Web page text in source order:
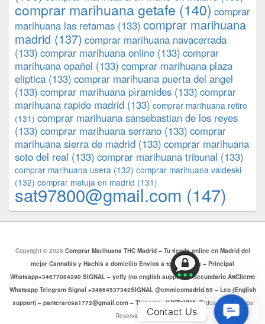
comprar marihuana getafe (140) comprar
marihuana las retamas (133) comprar marihuana
madrid (137) comprar marihuana navacerrada
(133) comprar marihuana online (133) comprar
marihuana opañel (133) comprar marihuana plaza
eliptica (133) comprar marihuana puerta del angel
(133) comprar marihuana pìramides (133) comprar
marihuana rapido madrid (133) comprar marihuana retiro
(131) comprar marihuana sansebastian de los reyes
(133) comprar marihuana serrano (133) comprar
marihuana sierra de madrid (133) comprar marihuana
soto del real (133) comprar marihuana tribunal (133)
comprar marihuana usera (132) comprar marihuana valdeski
(132) comprar matuja en madrid (131)
sat97800@gmail.com (147)
Copyright © 2026 Comprar Marihuana THC Madrid – Tu tienda online en Madrid del
mejor Cannabis y Hachis a domicilio Envios a toda Europa – Principal
Whatsapp+34677084290 SIGNAL – yeffy (no english support) – Secundario AttCliente
Whatsapp Telegram Signal +34664537342SIGNAL @cmmleomadrid.65 – Leo (English
support) – panterarosa1772@gmail.com – Threema: JHXT6HHA. Todos los Derechos
Reservados.Contact Us